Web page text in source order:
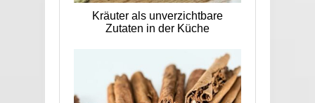
Kräuter als unverzichtbare
Zutaten in der Küche